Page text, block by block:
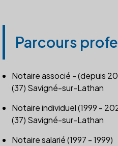
Parcours
Notaire associé - (depuis
(37) Savigné-sur-Lathan
Notaire individuel (1999 -
(37) Savigné-sur-Lathan
Notaire salarié (1997 - 1999)